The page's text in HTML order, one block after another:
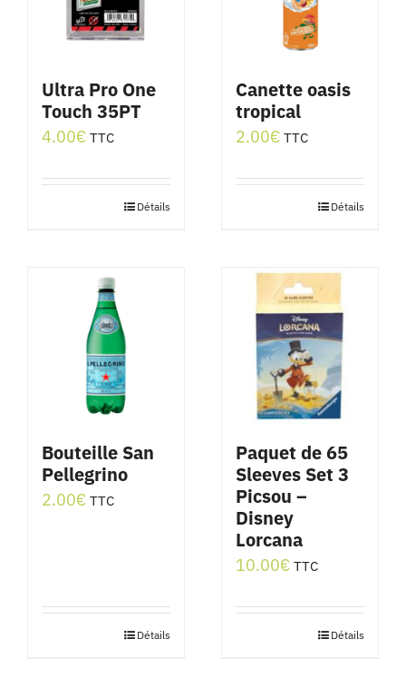
Ultra Pro One
Touch 35PT
4.00€ TTC
Détails
Canette oasis
tropical
2.00€ TTC
Détails
Bouteille San
Pellegrino
2.00€ TTC
Détails
Paquet de 65
Sleeves Set 3
Picsou –
Disney
Lorcana
10.00€ TTC
Détails